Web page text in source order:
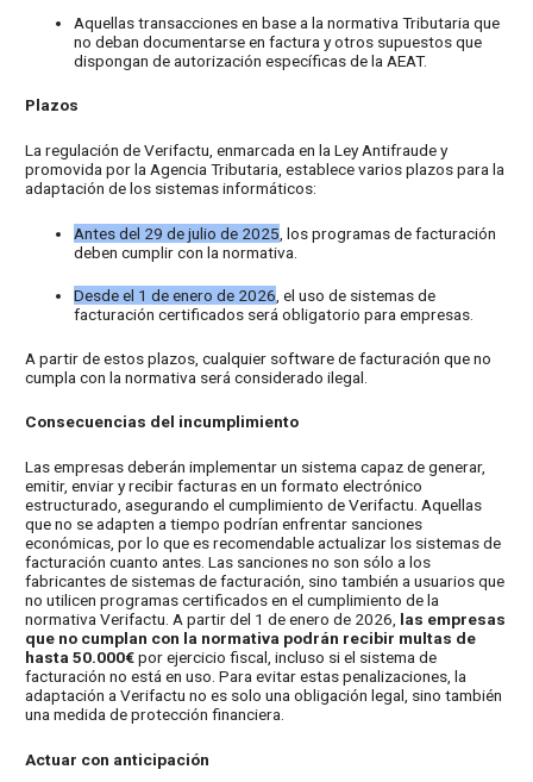
Aquellas transacciones en base a la normativa Tributaria que
no deban documentarse en factura y otros supuestos que
dispongan de autorización específicas de la AEAT.
Plazos
La regulación de Verifactu, enmarcada en la Ley Antifraude y
promovida por la Agencia Tributaria, establece varios plazos para la
adaptación de los sistemas informáticos:
Antes del 29 de julio de 2025 , los programas de facturación
deben cumplir con la normativa.
Desde el 1 de enero de 2026 , el uso de sistemas de
facturación certificados será obligatorio para empresas.
A partir de estos plazos, cualquier software de facturación que no
cumpla con la normativa será considerado ilegal.
Consecuencias del incumplimiento
Las empresas deberán implementar un sistema capaz de generar,
emitir, enviar y recibir facturas en un formato electrónico
estructurado, asegurando el cumplimiento de Verifactu. Aquellas
que no se adapten a tiempo podrían enfrentar sanciones
económicas, por lo que es recomendable actualizar los sistemas de
facturación cuanto antes. Las sanciones no son sólo a los
fabricantes de sistemas de facturación, sino también a usuarios que
no utilicen programas certificados en el cumplimiento de la
normativa Verifactu. A partir del 1 de enero de 2026, las empresas
que no cumplan con la normativa podrán recibir multas de
hasta 50.000€por ejercicio fiscal, incluso si el sistema de
facturación no está en uso. Para evitar estas penalizaciones, la
adaptación a Verifactu no es solo una obligación legal, sino también
una medida de protección financiera.
Actuar con anticipación